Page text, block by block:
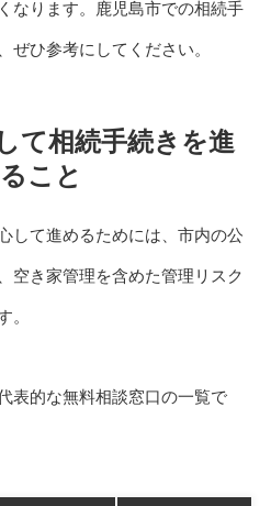
なります。鹿児島市での相続手
ぜひ参考にしてください。
て相続手続きを進
こと
して進めるためには、市内の公
空き家管理を含めた管理リスク
。
表的な無料相談窓口の一覧で